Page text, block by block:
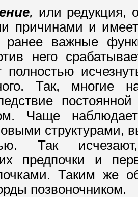
, или редукция,
причинами и
ранее важные
него
Так, многие
Чаще
Так
предпочки и
Таким же
позвоночником.